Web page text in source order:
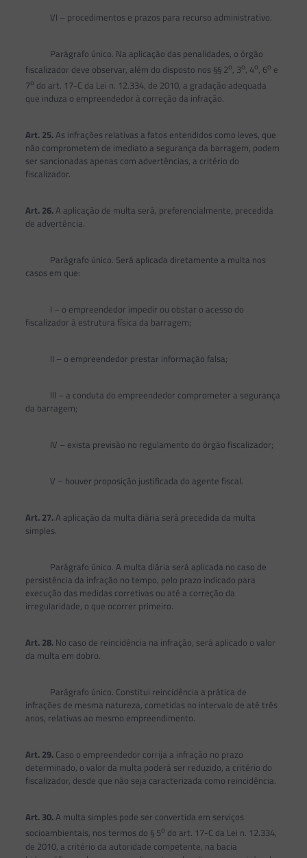
VI – procedimentos e prazos para recurso administrativo.
Parágrafo único. Na aplicação das penalidades, o órgão
fiscalizador deve observar, além do disposto nos §§ 2o, 3o, 4o, 6o e
7o do art. 17-C da Lei n. 12.334, de 2010, a gradação adequada
que induza o empreendedor à correção da infração.
Art. 25.As infrações relativas a fatos entendidos como leves, que
não comprometem de imediato a segurança da barragem, podem
ser sancionadas apenas com advertências, a critério do
fiscalizador.
Art. 26.A aplicação de multa será, preferencialmente, precedida
de advertência.
Parágrafo único. Será aplicada diretamente a multa nos
casos em que:
I – o empreendedor impedir ou obstar o acesso do
fiscalizador à estrutura física da barragem;
II – o empreendedor prestar informação falsa;
III – a conduta do empreendedor comprometer a segurança
da barragem;
IV – exista previsão no regulamento do órgão fiscalizador;
V – houver proposição justificada do agente fiscal.
Art. 27.A aplicação da multa diária será precedida da multa
simples.
Parágrafo único. A multa diária será aplicada no caso de
persistência da infração no tempo, pelo prazo indicado para
execução das medidas corretivas ou até a correção da
irregularidade, o que ocorrer primeiro.
Art. 28.No caso de reincidência na infração, será aplicado o valor
da multa em dobro.
Parágrafo único. Constitui reincidência a prática de
infrações de mesma natureza, cometidas no intervalo de até três
anos, relativas ao mesmo empreendimento.
Art. 29.Caso o empreendedor corrija a infração no prazo
determinado, o valor da multa poderá ser reduzido, a critério do
fiscalizador, desde que não seja caracterizada como reincidência.
Art. 30.A multa simples pode ser convertida em serviços
socioambientais, nos termos do § 5o do art. 17-C da Lei n. 12.334,
de 2010, a critério da autoridade competente, na bacia